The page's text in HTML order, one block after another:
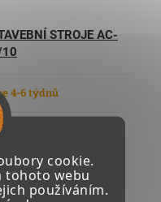
cookie.
tohoto webu
používáním.
STROJE AC-
4-6 týdnů
DPH